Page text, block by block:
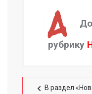
рубрику
В раздел